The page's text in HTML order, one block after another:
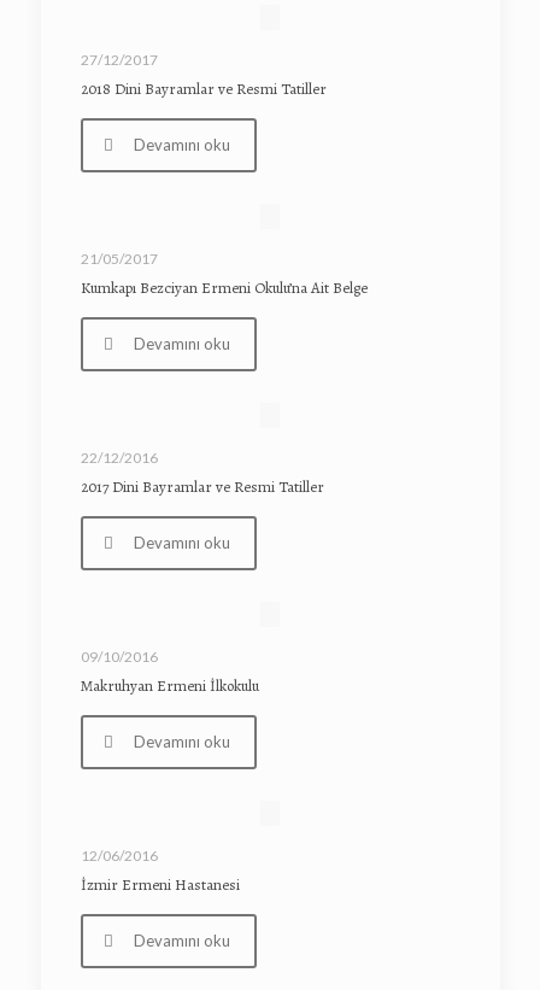
27/12/2017
2018 Dini Bayramlar ve Resmi Tatiller
Devamını oku
21/05/2017
Kumkapı Bezciyan Ermeni Okulu’na Ait Belge
Devamını oku
22/12/2016
2017 Dini Bayramlar ve Resmi Tatiller
Devamını oku
09/10/2016
Makruhyan Ermeni İlkokulu
Devamını oku
12/06/2016
İzmir Ermeni Hastanesi
Devamını oku